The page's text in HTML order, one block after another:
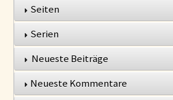
Seiten
Serien
Neueste Beiträge
Neueste Kommentare